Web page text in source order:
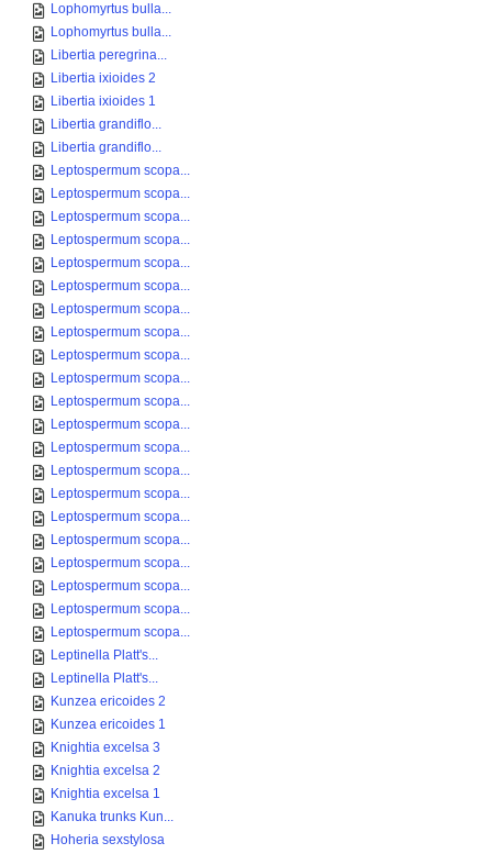
Lophomyrtus bulla...
Lophomyrtus bulla...
Libertia peregrina...
Libertia ixioides 2
Libertia ixioides 1
Libertia grandiflo...
Libertia grandiflo...
Leptospermum scopa...
Leptospermum scopa...
Leptospermum scopa...
Leptospermum scopa...
Leptospermum scopa...
Leptospermum scopa...
Leptospermum scopa...
Leptospermum scopa...
Leptospermum scopa...
Leptospermum scopa...
Leptospermum scopa...
Leptospermum scopa...
Leptospermum scopa...
Leptospermum scopa...
Leptospermum scopa...
Leptospermum scopa...
Leptospermum scopa...
Leptospermum scopa...
Leptospermum scopa...
Leptospermum scopa...
Leptospermum scopa...
Leptinella Platt's...
Leptinella Platt's...
Kunzea ericoides 2
Kunzea ericoides 1
Knightia excelsa 3
Knightia excelsa 2
Knightia excelsa 1
Kanuka trunks Kun...
Hoheria sexstylosa